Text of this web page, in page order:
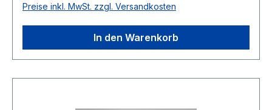
Breite: 22mm Höhe: 17mm Material: Neoprene
Preise inkl. MwSt. zzgl. Versandkosten
In den Warenkorb